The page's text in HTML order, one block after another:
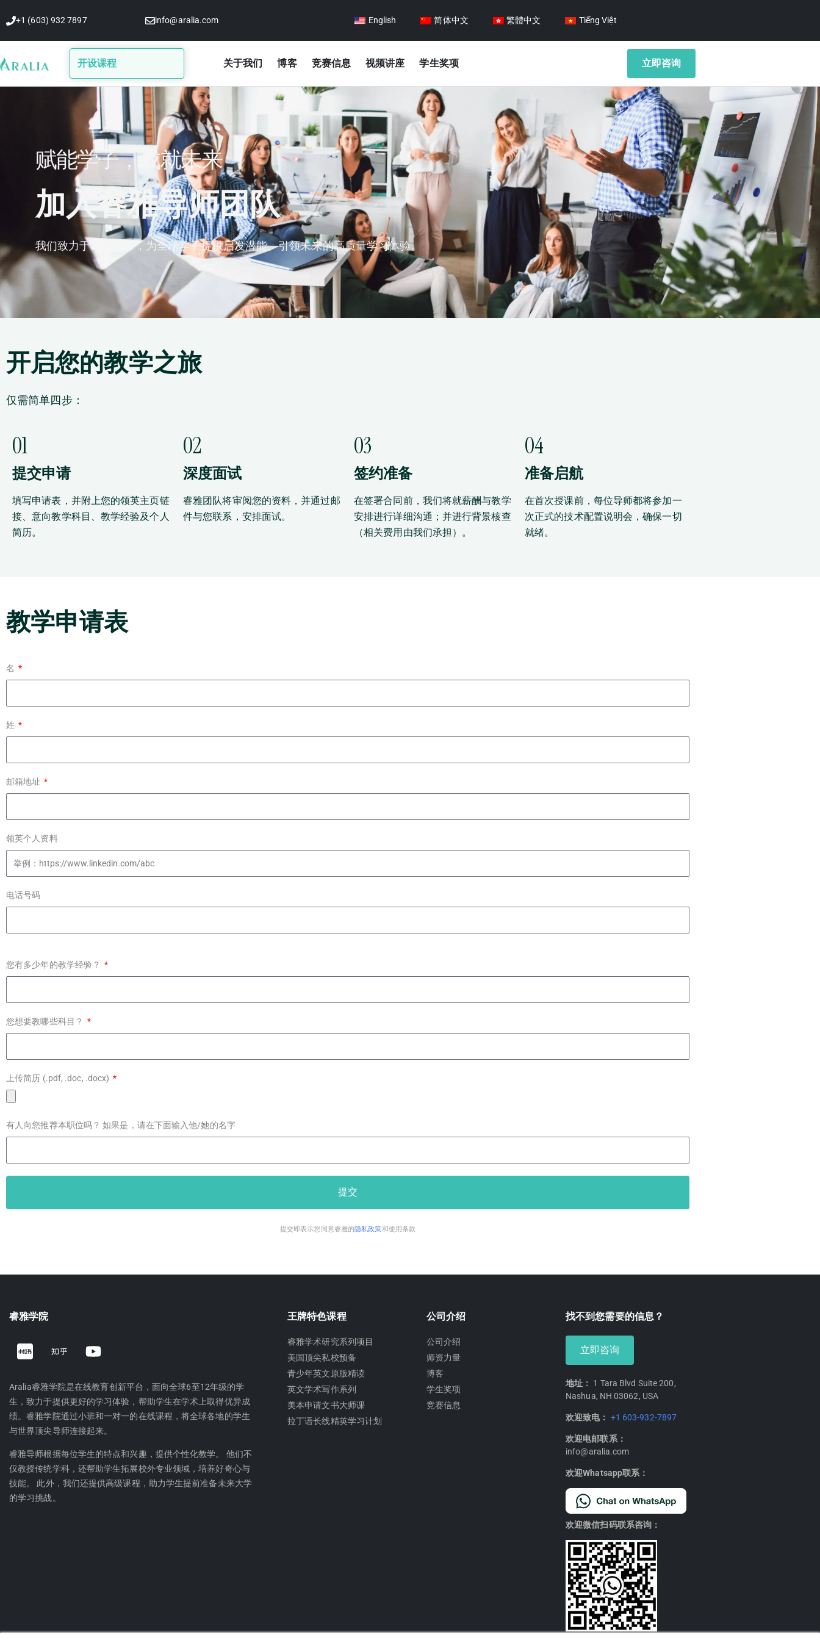
至
内
容
+1 (603) 932 7897 info@aralia.com English 简体中文 繁體中文 Tiếng Việt
开设课程 关于我们 博客 竞赛信息 视频讲座 学生奖项 立即咨询
赋能学子，成就未来
加入睿雅导师团队
我们致力于与您合作，为全球学子提供启发潜能、引领未来的高质量学习体验。
开启您的教学之旅
仅需简单四步：
01
提交申请
填写申请表，并附上您的领英主页链
接、意向教学科目、教学经验及个人
简历。
02
深度面试
睿雅团队将审阅您的资料，并通过邮
件与您联系，安排面试。
03
签约准备
在签署合同前，我们将就薪酬与教学
安排进行详细沟通；并进行背景核查
（相关费用由我们承担）。
04
准备启航
在首次授课前，每位导师都将参加一
次正式的技术配置说明会，确保一切
就绪。
教学申请表
名
姓
邮箱地址
领英个人资料
电话号码
您有多少年的教学经验？
您想要教哪些科目？
上传简历 (.pdf, .doc, .docx)
有人向您推荐本职位吗？ 如果是，请在下面输入他/她的名字
提交
提交即表示您同意睿雅的隐私政策和使用条款
睿雅学院
Z
h
h
u
Y
o
t
u
b
e
Aralia睿雅学院是在线教育创新平台，面向全球6至12年级的学
生，致力于提供更好的学习体验，帮助学生在学术上取得优异成
绩。睿雅学院通过小班和一对一的在线课程，将全球各地的学生
与世界顶尖导师连接起来。
睿雅导师根据每位学生的特点和兴趣，提供个性化教学。 他们不
仅教授传统学科，还帮助学生拓展校外专业领域，培养好奇心与
技能。 此外，我们还提供高级课程，助力学生提前准备未来大学
的学习挑战。
王牌特色课程
睿雅学术研究系列项目
美国顶尖私校预备
青少年英文原版精读
英文学术写作系列
美本申请文书大师课
拉丁语长线精英学习计划
公司介绍
公司介绍
师资力量
博客
学生奖项
竞赛信息
找不到您需要的信息？
立即咨询
地址： 1 Tara Blvd Suite 200,
Nashua, NH 03062, USA
欢迎致电： +1 603-932-7897
欢迎电邮联系：
info@aralia.com
欢迎Whatsapp联系：
欢迎微信扫码联系咨询：